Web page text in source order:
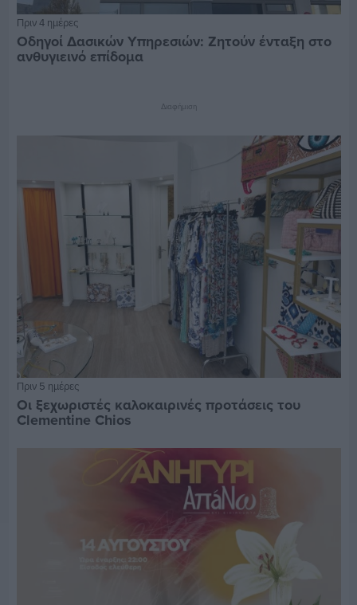
Πριν 4 ημέρες
Οδηγοί Δασικών Υπηρεσιών: Ζητούν ένταξη στο
ανθυγιεινό επίδομα
Διαφήμιση
Πριν 5 ημέρες
Οι ξεχωριστές καλοκαιρινές προτάσεις του
Clementine Chios